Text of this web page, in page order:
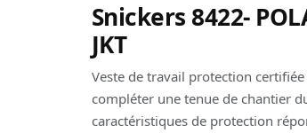
Snickers 8422-
JKT
Veste de travail protection
compléter une tenue de chantier
caractéristiques de protection